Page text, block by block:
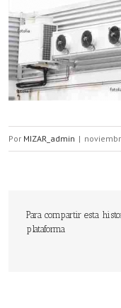
Por MIZAR_admin |
Para compartir esta
plataforma